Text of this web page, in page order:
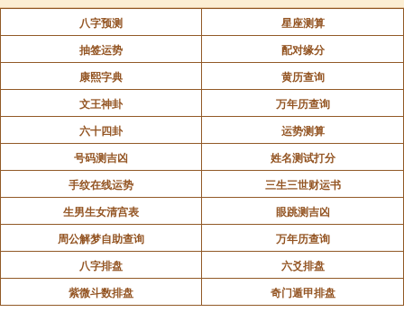
我问她，乩坛里是「沙盘」或是「悬盘」?我当时已
是洋学生，不肯轻易迷信的。「沙盘」是中间一盘沙，
两边各站一人推着木架子写。这个我不信。「悬盘」是
梁上悬下一隻笔，没人动它，兀自沾墨写起来，这个若
让我亲眼看到，或许能信。
姑妈家的坛是悬盘。我想可以试试。第二天就照规矩
斋戒沐浴而去，还带了一刀黄表纸，跪在垫上求指点。
那支笔就写下：这件事还有人在世间，所以不可洩漏
出去。我答应了。它才写出我父亲被折磨死的缘由。
雍正年间，苏州街上有两条巷子：伺其巷和铁瓶巷。
两巷子相交。伺其巷里住了个煺休相国，有个千金小姐;
八字预测
星座测算
抽签运势
配对缘分
康熙字典
黄历查询
文王神卦
万年历查询
六十四卦
运势测算
号码测吉凶
姓名测试打分
手纹在线运势
三生三世财运书
生男生女清宫表
眼跳测吉凶
周公解梦自助查询
万年历查询
八字排盘
六爻排盘
紫微斗数排盘
奇门遁甲排盘